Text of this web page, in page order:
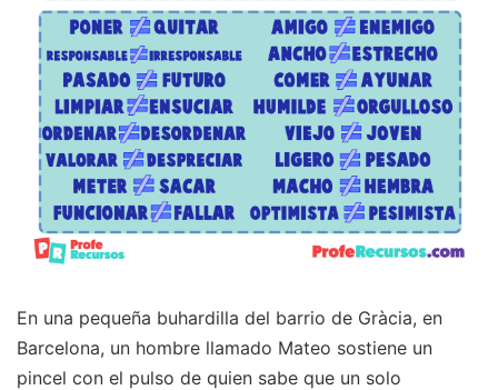
En una pequeña buhardilla del barrio de Gràcia, en
Barcelona, un hombre llamado Mateo sostiene un
pincel con el pulso de quien sabe que un solo